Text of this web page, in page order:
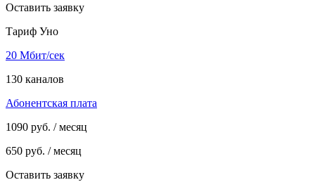
Оставить заявку
Тариф Уно
20 Мбит/сек
130 каналов
Абонентская плата
1090 руб. / месяц
650 руб. / месяц
Оставить заявку